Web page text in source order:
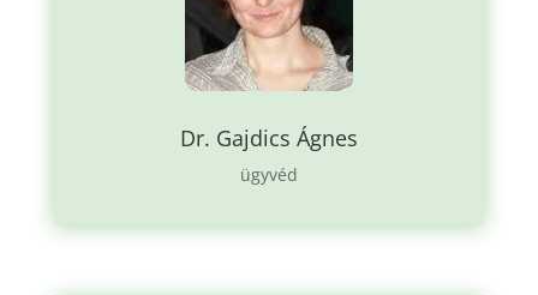
Dr. Gajdics Ágnes
ügyvéd